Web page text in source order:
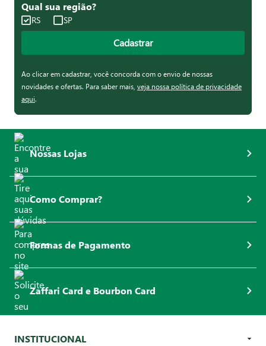
Qual sua região?
RS SP
Cadastrar
Ao clicar em cadastrar, você concorda com o envio de nossas
novidades e ofertas. Para saber mais, veja nossa política de privacidade
aqui.
Nossas Lojas
Como Comprar?
Formas de Pagamento
Zaffari Card e Bourbon Card
INSTITUCIONAL